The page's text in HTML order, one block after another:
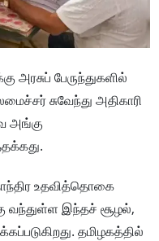
அரசுப் பேருந்துகளில்
சுவேந்து அதிகாரி
அங்கு
உதவித்தொகை
வந்துள்ள இந்தச் சூழல்,
தமிழகத்தில்